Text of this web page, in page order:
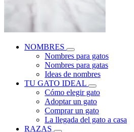
NOMBRES
Nombres para gatos
Nombres para gatas
Ideas de nombres
TU GATO IDEAL
Cómo elegir gato
Adoptar un gato
Comprar un gato
La llegada del gato a casa
RAZAS